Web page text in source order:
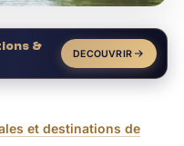
&
DECOUVRIR
et destinations de